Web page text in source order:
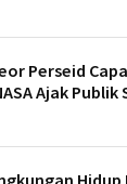
Perseid
Ajak Publik